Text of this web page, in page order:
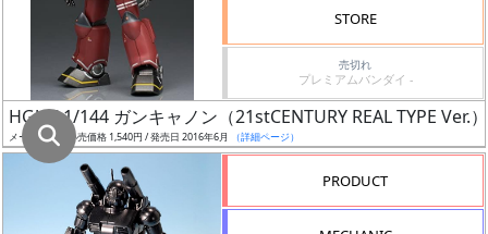
路
STORE
売切れ
プレミアムバンダイ -
HGUC 1/144 ガンキャノン（21stCENTURY REAL TYPE Ver.）
メーカー希望小売価格 1,540円 / 発売日 2016年6月 （詳細ページ）
PRODUCT